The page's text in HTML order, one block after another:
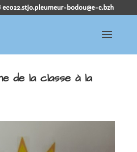
eco22.stjo.pleumeur-bodou@e-c.bzh
de la classe à la